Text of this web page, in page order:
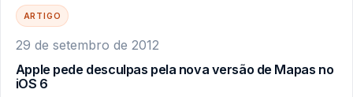
ARTIGO
29 de setembro de 2012
Apple pede desculpas pela nova versão de Mapas no
iOS 6